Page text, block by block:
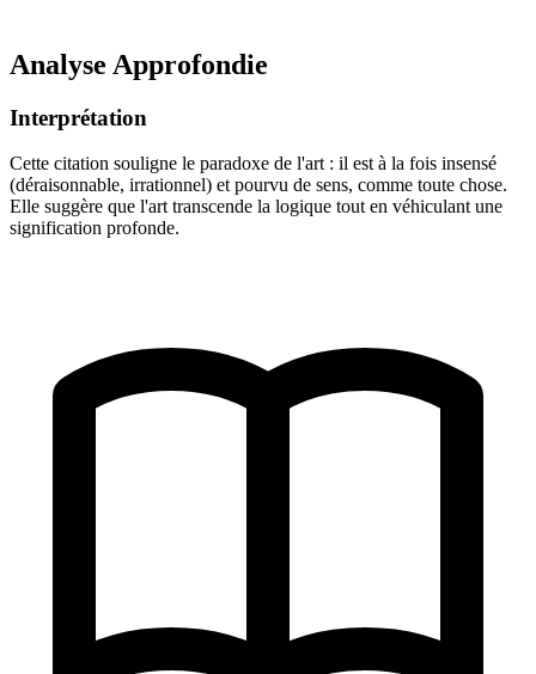
Analyse Approfondie
Interprétation
Cette citation souligne le paradoxe de l'art : il est à la fois insensé
(déraisonnable, irrationnel) et pourvu de sens, comme toute chose.
Elle suggère que l'art transcende la logique tout en véhiculant une
signification profonde.